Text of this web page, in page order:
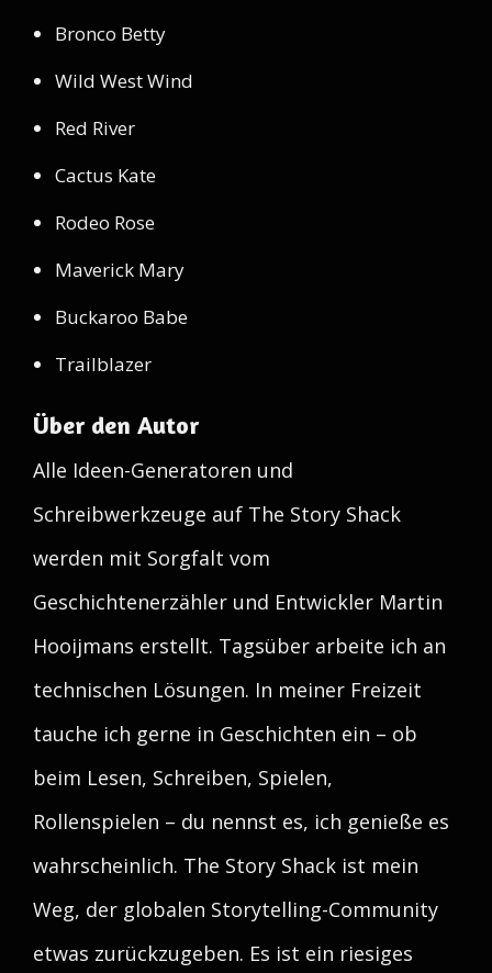
Bronco Betty
Wild West Wind
Red River
Cactus Kate
Rodeo Rose
Maverick Mary
Buckaroo Babe
Trailblazer
Über den Autor
Alle Ideen-Generatoren und
Schreibwerkzeuge auf The Story Shack
werden mit Sorgfalt vom
Geschichtenerzähler und Entwickler Martin
Hooijmans erstellt. Tagsüber arbeite ich an
technischen Lösungen. In meiner Freizeit
tauche ich gerne in Geschichten ein – ob
beim Lesen, Schreiben, Spielen,
Rollenspielen – du nennst es, ich genieße es
wahrscheinlich. The Story Shack ist mein
Weg, der globalen Storytelling-Community
etwas zurückzugeben. Es ist ein riesiges